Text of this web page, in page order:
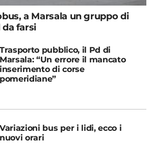
a Marsala un gruppo di
farsi
Trasporto pubblico, il Pd di
Marsala: “Un errore il mancato
inserimento di corse
pomeridiane”
Variazioni bus per i lidi, ecco i
nuovi orari